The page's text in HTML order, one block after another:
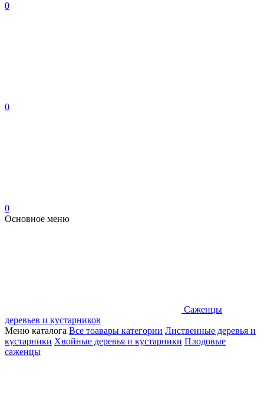
0
0
0
Основное меню
Саженцы
деревьев и кустарников
Меню каталога Все тоавары категории Лиственные деревья и
кустарники Хвойные деревья и кустарники Плодовые
саженцы